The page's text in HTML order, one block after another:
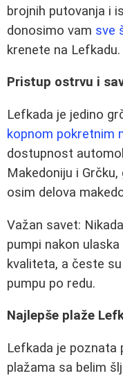
brojnih putovanja i
donosimo vam sve
krenete na Lefkadu.
Pristup ostrvu i
Lefkada je jedino
kopnom pokretnim
dostupnost
Makedoniju i
osim delova
Važan savet:
pumpi nakon
kvaliteta, a česte
pumpu po redu.
Najlepše plaže
Lefkada je poznata
plažama sa belim